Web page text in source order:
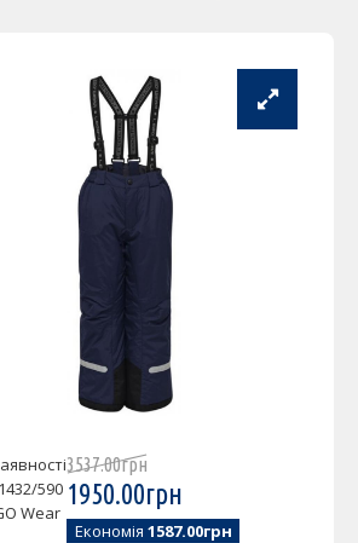
590
Wear
3537.00грн
1950.00грн
Економія 1587.00грн